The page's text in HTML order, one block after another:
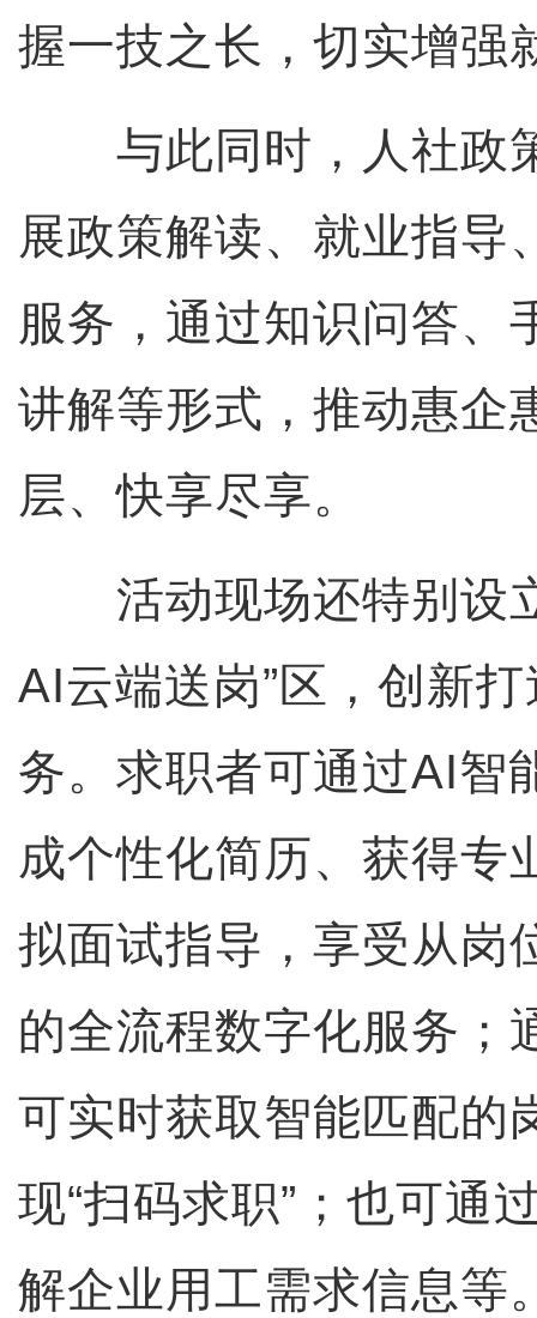
握一技之长，切实增强
与此同时，人社政
展政策解读、就业指导
服务，通过知识问答、
讲解等形式，推动惠企
层、快享尽享。
活动现场还特别设
AI云端送岗”区，创新打
务。求职者可通过AI智
成个性化简历、获得专
拟面试指导，享受从岗
的全流程数字化服务；
可实时获取智能匹配的
现“扫码求职”；也可通
解企业用工需求信息等